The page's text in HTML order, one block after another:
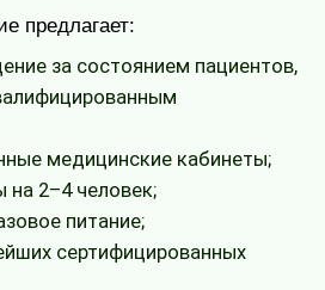
предлагает:
за состоянием пациентов,
медицинские кабинеты;
2–4 человек;
питание;
сертифицированных